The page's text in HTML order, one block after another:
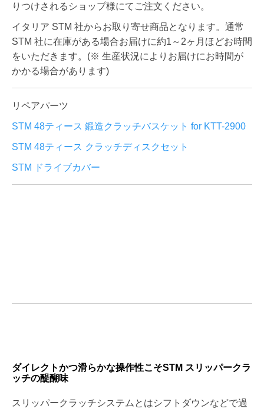
りつけされるショップ様にてご注文ください。
イタリア STM 社からお取り寄せ商品となります。通常
STM 社に在庫がある場合お届けに約1～2ヶ月ほどお時間
をいただきます。(※ 生産状況によりお届けにお時間が
かかる場合があります)
リペアパーツ
STM 48ティース 鍛造クラッチバスケット for KTT-2900
STM 48ティース クラッチディスクセット
STM ドライブカバー
ダイレクトかつ滑らかな操作性こそSTM スリッパークラ
ッチの醍醐味
スリッパークラッチシステムとはシフトダウンなどで過